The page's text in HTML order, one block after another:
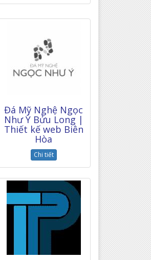
Đá Mỹ Nghệ Ngọc
Như Ý Bửu Long |
Thiết kế web Biên
Hòa
Chi tiết